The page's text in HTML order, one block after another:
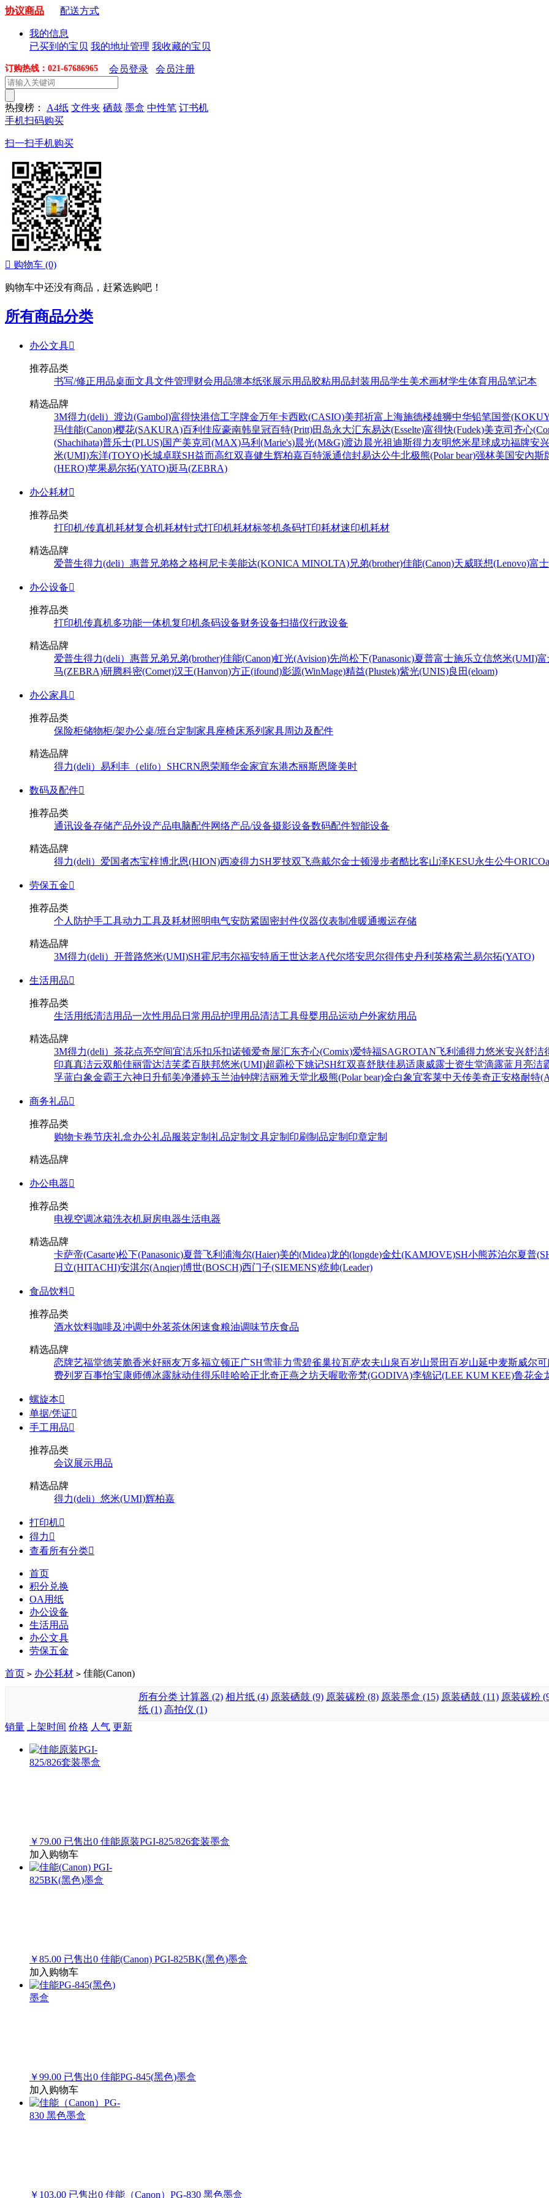
协议商品 配送方式
我的信息
已买到的宝贝 我的地址管理 我收藏的宝贝
订购热线：021-67686965 会员登录 会员注册
热搜榜： A4纸 文件夹 硒鼓 墨盒 中性笔 订书机
手机扫码购买
扫一扫手机购买
 购物车 (0)
购物车中还没有商品，赶紧选购吧！
所有商品分类
办公文具
推荐品类
书写/修正用品桌面文具文件管理财会用品簿本纸张展示用品胶粘用品封装用品学生美术画材学生体育用品笔记本
精选品牌
3M得力(deli） 渡边(Gambol)富得快港信工字牌金万年卡西欧(CASIO)美邦祈富 上海施德楼雄狮中华铅笔国誉
玛佳能(Canon)樱花(SAKURA)百利佳应豪南韩皇冠百特(Pritt)田岛永大汇东易达(Esselte)富得快(Fudek)美克司 齐心
(Shachihata)普乐士(PLUS)国产美克司(MAX)马利(Marie's)晨光(M&G)渡边 晨光祖迪斯得力友明悠米星球成功福牌安兴
米(UMI)东洋(TOYO)长城卓联SH益而高红双喜健生辉柏嘉百特派通信封易达公牛北极熊(Polar bear)强林美国安內斯
(HERO)苹果易尔拓(YATO)斑马(ZEBRA)
办公耗材
推荐品类
打印机/传真机耗材复合机耗材针式打印机耗材标签机条码打印耗材速印机耗材
精选品牌
爱普生得力(deli） 惠普兄弟格之格柯尼卡美能达(KONICA MINOLTA)兄弟(brother)佳能(Canon)天威联想(Lenovo)富
办公设备
推荐品类
打印机传真机多功能一体机复印机条码设备财务设备扫描仪行政设备
精选品牌
爱普生得力(deli） 惠普兄弟 兄弟(brother)佳能(Canon)虹光(Avision)先尚松下(Panasonic)夏普富士施乐立信悠米(UMI)富
马(ZEBRA)研腾科密(Comet)汉王(Hanvon)方正(ifound)影源(WinMage)精益(Plustek)紫光(UNIS)良田(eloam)
办公家具
推荐品类
保险柜储物柜/架办公桌/班台定制家具座椅床系列 家具周边及配件
精选品牌
得力(deli） 易利丰（elifo） SHCRN恩荣顺华金家宜东港杰丽斯恩隆美时
数码及配件
推荐品类
通讯设备存储产品外设产品电脑配件网络产品/设备摄影设备数码配件智能设备
精选品牌
得力(deli） 爱国者杰宝梓博北恩(HION)西凌得力SH罗技双飞燕戴尔金士顿漫步者酷比客山泽KESU永生公牛ORICO
劳保五金
推荐品类
个人防护手工具动力工具及耗材照明电气安防紧固密封件仪器仪表制准暖通搬运存储
精选品牌
3M得力(deli） 开普路悠米(UMI)SH霍尼韦尔福安特盾王世达老A代尔塔安思尔得伟史丹利 英格索兰易尔拓(YATO)
生活用品
推荐品类
生活用纸清洁用品一次性用品 日常用品护理用品清洁工具母婴用品运动户外家纺用品
精选品牌
3M得力(deli） 茶花点亮空间宜洁乐扣乐扣诺顿爱奇屋汇东齐心(Comix)爱特福SAGROTAN飞利浦得力悠米安兴舒洁
印真真洁云双船佳丽雷达洁芙柔百肤邦悠米(UMI)超霸松下姚记SH红双喜舒肤佳易适康威露士资生堂滴露蓝月亮洁
孚蓝白象金霸王六神 日升郁美净潘婷玉兰油钟牌洁丽雅天堂北极熊(Polar bear)金白象宜客莱中天传美奇正安格耐特
商务礼品
推荐品类
购物卡卷节庆礼盒办公礼品服装定制 礼品定制 文具定制 印刷制品定制 印章定制
精选品牌
办公电器
推荐品类
电视空调冰箱洗衣机厨房电器生活电器
精选品牌
卡萨帝(Casarte)松下(Panasonic)夏普飞利浦海尔(Haier)美的(Midea)龙的(longde)金灶(KAMJOVE)SH小熊苏泊尔夏普
日立(HITACHI)安淇尔(Anqier)博世(BOSCH)西门子(SIEMENS)统帅(Leader)
食品饮料
推荐品类
酒水饮料咖啡及冲调中外茗茶休闲速食粮油调味节庆食品
精选品牌
恋牌艺福堂德芙脆香米好丽友万多福立顿正广SH雪菲力雪碧雀巢拉瓦萨农夫山泉百岁山景田百岁山延中麦斯威尔可
费列罗百事怡宝康师傅冰露脉动佳得乐哇哈哈正北奇正燕之坊天喔歌帝梵(GODIVA)李锦记(LEE KUM KEE)鲁花金
螺旋本
单据/凭证
手工用品
推荐品类
会议展示用品
精选品牌
得力(deli） 悠米(UMI)辉柏嘉
打印机
得力 
查看所有分类
首页
积分兑换
OA用纸
办公设备
生活用品
办公文具
劳保五金
首页 > 办公耗材 > 佳能(Canon)
所有分类 计算器 (2) 相片纸 (4) 原装硒鼓 (9) 原装碳粉 (8) 原装墨盒 (15) 原装硒鼓 (11) 原装碳粉
纸 (1) 高拍仪 (1)
销量
上架时间 价格 人气 更新
￥79.00 已售出0 佳能原装PGI-825/826套装墨盒
加入购物车
￥85.00 已售出0 佳能(Canon) PGI-825BK(黑色)墨盒
加入购物车
￥99.00 已售出0 佳能PG-845(黑色)墨盒
加入购物车
￥103.00 已售出0 佳能（Canon）PG-830 黑色墨盒